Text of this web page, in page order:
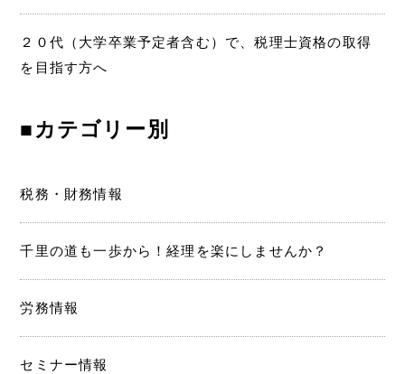
ョ
ン
２０代（大学卒業予定者含む）で、税理士資格の取得
を目指す方へ
■カテゴリー別
税務・財務情報
千里の道も一歩から！経理を楽にしませんか？
労務情報
セミナー情報